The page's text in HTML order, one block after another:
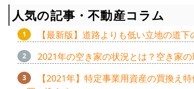
人気の記事・不動産コラム
【最新版】道路よりも低い立地の道
2021年の空き家の状況とは？空き家
【2021年】特定事業用資産の買換え